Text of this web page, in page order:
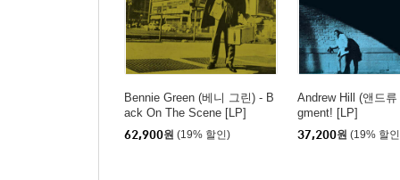
Bennie Green (베니 그린) - B
ack On The Scene [LP]
62,900원 (19% 할인)
Andrew Hill (앤드
gment! [LP]
37,200원 (19% 할